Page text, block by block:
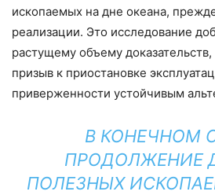
ископаемых на дне океана,
реализации. Это исследование
растущему объему
призыв к приостановке
приверженности устойчивым
В КОНЕЧНОМ
ПРОДОЛЖЕНИЕ
ПОЛЕЗНЫХ